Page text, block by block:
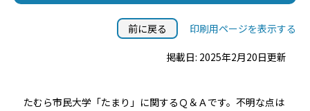
前に戻る 印刷用ページを表示する
掲載日: 2025年2月20日更新
たむら市民大学「たまり」に関するＱ＆Ａです。不明な点は